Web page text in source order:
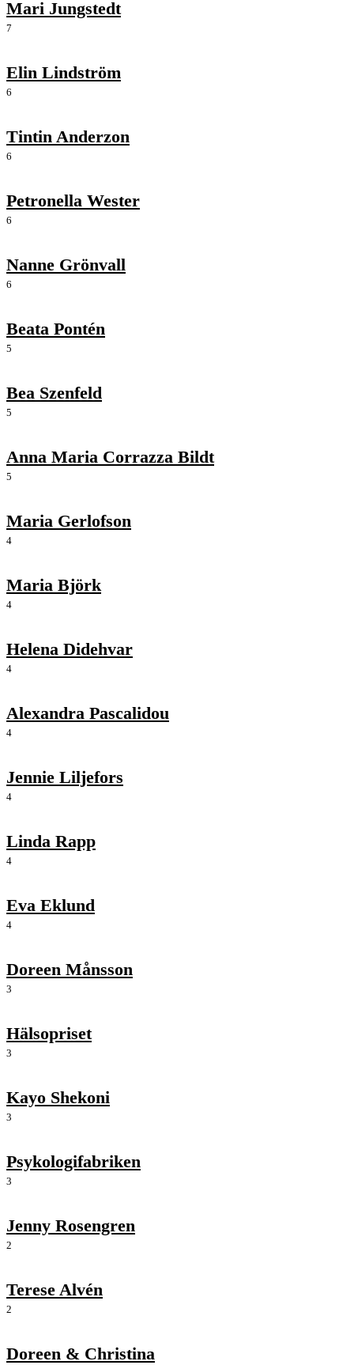
Mari Jungstedt
7
Elin Lindström
6
Tintin Anderzon
6
Petronella Wester
6
Nanne Grönvall
6
Beata Pontén
5
Bea Szenfeld
5
Anna Maria Corrazza Bildt
5
Maria Gerlofson
4
Maria Björk
4
Helena Didehvar
4
Alexandra Pascalidou
4
Jennie Liljefors
4
Linda Rapp
4
Eva Eklund
4
Doreen Månsson
3
Hälsopriset
3
Kayo Shekoni
3
Psykologifabriken
3
Jenny Rosengren
2
Terese Alvén
2
Doreen & Christina